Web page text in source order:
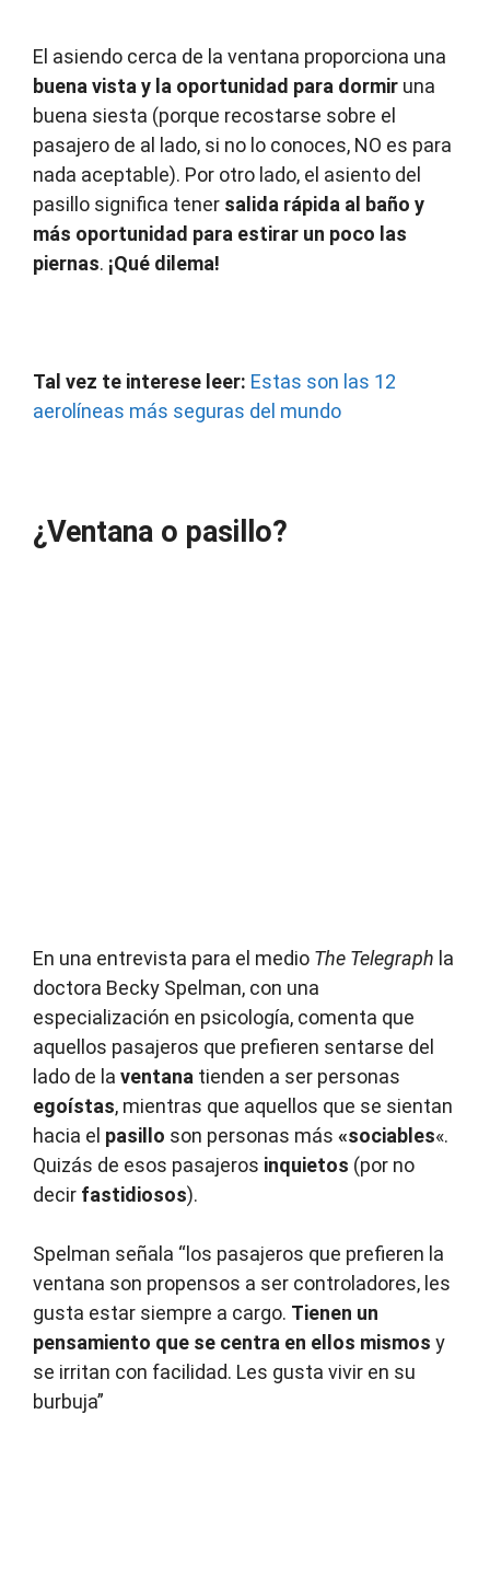
El asiendo cerca de la ventana proporciona una
buena vista y la oportunidad para dormir una
buena siesta (porque recostarse sobre el
pasajero de al lado, si no lo conoces, NO es para
nada aceptable). Por otro lado, el asiento del
pasillo significa tener salida rápida al baño y
más oportunidad para estirar un poco las
piernas. ¡Qué dilema!
Tal vez te interese leer: Estas son las 12
aerolíneas más seguras del mundo
¿Ventana o pasillo?
En una entrevista para el medio The Telegraph la
doctora Becky Spelman, con una
especialización en psicología, comenta que
aquellos pasajeros que prefieren sentarse del
lado de la ventana tienden a ser personas
egoístas, mientras que aquellos que se sientan
hacia el pasillo son personas más «sociables«.
Quizás de esos pasajeros inquietos (por no
decir fastidiosos).
Spelman señala “los pasajeros que prefieren la
ventana son propensos a ser controladores, les
gusta estar siempre a cargo. Tienen un
pensamiento que se centra en ellos mismos y
se irritan con facilidad. Les gusta vivir en su
burbuja”